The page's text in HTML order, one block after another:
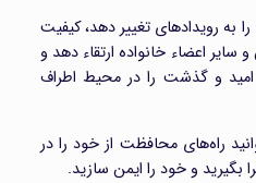
به رویدادهای تغییر دهد، کیفیت
سایر اعضاء خانواده ارتقاء دهد و
امید و گذشت را در محیط اطراف
راه‌های محافظت از خود را در
بگیرید و خود را ایمن سازید.